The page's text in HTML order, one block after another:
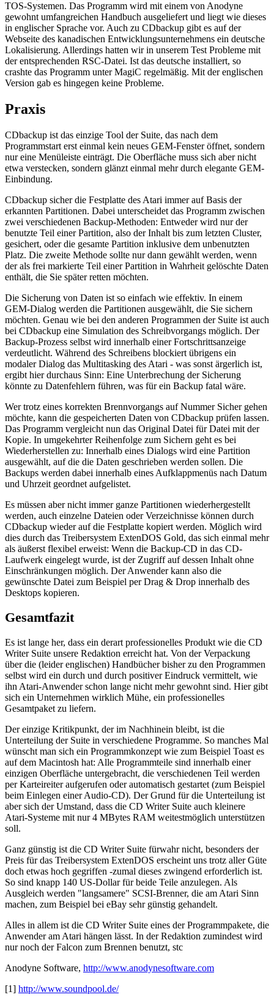
TOS-Systemen. Das Programm wird mit einem von Anodyne
gewohnt umfangreichen Handbuch ausgeliefert und liegt wie dieses
in englischer Sprache vor. Auch zu CDbackup gibt es auf der
Webseite des kanadischen Entwicklungsunternehmens ein deutsche
Lokalisierung. Allerdings hatten wir in unserem Test Probleme mit
der entsprechenden RSC-Datei. Ist das deutsche installiert, so
crashte das Programm unter MagiC regelmäßig. Mit der englischen
Version gab es hingegen keine Probleme.
Praxis
CDbackup ist das einzige Tool der Suite, das nach dem
Programmstart erst einmal kein neues GEM-Fenster öffnet, sondern
nur eine Menüleiste einträgt. Die Oberfläche muss sich aber nicht
etwa verstecken, sondern glänzt einmal mehr durch elegante GEM-
Einbindung.
CDbackup sicher die Festplatte des Atari immer auf Basis der
erkannten Partitionen. Dabei unterscheidet das Programm zwischen
zwei verschiedenen Backup-Methoden: Entweder wird nur der
benutzte Teil einer Partition, also der Inhalt bis zum letzten Cluster,
gesichert, oder die gesamte Partition inklusive dem unbenutzten
Platz. Die zweite Methode sollte nur dann gewählt werden, wenn
der als frei markierte Teil einer Partition in Wahrheit gelöschte Daten
enthält, die Sie später retten möchten.
Die Sicherung von Daten ist so einfach wie effektiv. In einem
GEM-Dialog werden die Partitionen ausgewählt, die Sie sichern
möchten. Genau wie bei den anderen Programmen der Suite ist auch
bei CDbackup eine Simulation des Schreibvorgangs möglich. Der
Backup-Prozess selbst wird innerhalb einer Fortschrittsanzeige
verdeutlicht. Während des Schreibens blockiert übrigens ein
modaler Dialog das Multitasking des Atari - was sonst ärgerlich ist,
ergibt hier durchaus Sinn: Eine Unterbrechung der Sicherung
könnte zu Datenfehlern führen, was für ein Backup fatal wäre.
Wer trotz eines korrekten Brennvorgangs auf Nummer Sicher gehen
möchte, kann die gespeicherten Daten von CDbackup prüfen lassen.
Das Programm vergleicht nun das Original Datei für Datei mit der
Kopie. In umgekehrter Reihenfolge zum Sichern geht es bei
Wiederherstellen zu: Innerhalb eines Dialogs wird eine Partition
ausgewählt, auf die die Daten geschrieben werden sollen. Die
Backups werden dabei innerhalb eines Aufklappmenüs nach Datum
und Uhrzeit geordnet aufgelistet.
Es müssen aber nicht immer ganze Partitionen wiederhergestellt
werden, auch einzelne Dateien oder Verzeichnisse können durch
CDbackup wieder auf die Festplatte kopiert werden. Möglich wird
dies durch das Treibersystem ExtenDOS Gold, das sich einmal mehr
als äußerst flexibel erweist: Wenn die Backup-CD in das CD-
Laufwerk eingelegt wurde, ist der Zugriff auf dessen Inhalt ohne
Einschränkungen möglich. Der Anwender kann also die
gewünschte Datei zum Beispiel per Drag & Drop innerhalb des
Desktops kopieren.
Gesamtfazit
Es ist lange her, dass ein derart professionelles Produkt wie die CD
Writer Suite unsere Redaktion erreicht hat. Von der Verpackung
über die (leider englischen) Handbücher bisher zu den Programmen
selbst wird ein durch und durch positiver Eindruck vermittelt, wie
ihn Atari-Anwender schon lange nicht mehr gewohnt sind. Hier gibt
sich ein Unternehmen wirklich Mühe, ein professionelles
Gesamtpaket zu liefern.
Der einzige Kritikpunkt, der im Nachhinein bleibt, ist die
Unterteilung der Suite in verschiedene Programme. So manches Mal
wünscht man sich ein Programmkonzept wie zum Beispiel Toast es
auf dem Macintosh hat: Alle Programmteile sind innerhalb einer
einzigen Oberfläche untergebracht, die verschiedenen Teil werden
per Karteireiter aufgerufen oder automatisch gestartet (zum Beispiel
beim Einlegen einer Audio-CD). Der Grund für die Unterteilung ist
aber sich der Umstand, dass die CD Writer Suite auch kleinere
Atari-Systeme mit nur 4 MBytes RAM weitestmöglich unterstützen
soll.
Ganz günstig ist die CD Writer Suite fürwahr nicht, besonders der
Preis für das Treibersystem ExtenDOS erscheint uns trotz aller Güte
doch etwas hoch gegriffen -zumal dieses zwingend erforderlich ist.
So sind knapp 140 US-Dollar für beide Teile anzulegen. Als
Ausgleich werden "langsamere" SCSI-Brenner, die am Atari Sinn
machen, zum Beispiel bei eBay sehr günstig gehandelt.
Alles in allem ist die CD Writer Suite eines der Programmpakete, die
Anwender am Atari hängen lässt. In der Redaktion zumindest wird
nur noch der Falcon zum Brennen benutzt, stc
Anodyne Software, http://www.anodynesoftware.com
[1] http://www.soundpool.de/